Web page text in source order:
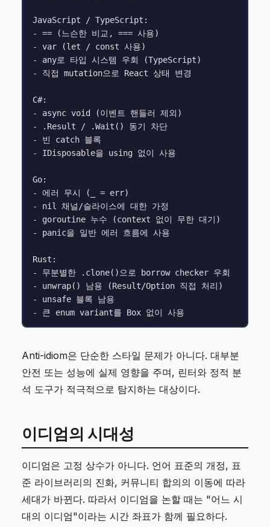
JavaScript / TypeScript:
- == (느슨한 비교, === 사용)
- var (let / const 사용)
- any로 타입 시스템 우회 (TypeScript)
- 직접 mutation으로 React 상태 변경
C#:
- async void (이벤트 핸들러 제외)
- .Result / .Wait() 동기 차단
- 빈 catch 블록
- IDisposable을 using 없이 사용
Go:
- 에러 무시 (_ = err)
- nil 채널/슬라이스에 대한 가정
- goroutine 누수 (context 없이 무한 대기)
- panic을 일반 에러 흐름에 사용
Rust:
- 무분별한 .clone()으로 borrow checker 우회
- unwrap() 남용 (Result/Option 직접 처리)
- unsafe 블록 남용
Anti-idiom은 단순한 스타일 문제가 아니다. 대부분
안전 또는 성능에 실제 영향을 주며, 린터와 정적 분
석 도구가 적극적으로 탐지하는 대상이다.
이디엄의 시대성
이디엄은 고정 상수가 아니다. 언어 표준의 개정, 표
준 라이브러리의 진화, 커뮤니티 합의의 이동에 따라
세대가 바뀐다. 따라서 이디엄을 논할 때는 "어느 시
대의 이디엄"이라는 시간 좌표가 함께 필요하다.